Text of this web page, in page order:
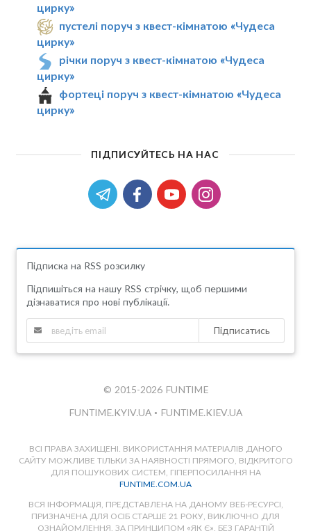
цирку»
пустелі поруч з квест-кімнатою «Чудеса
цирку»
річки поруч з квест-кімнатою «Чудеса
цирку»
фортеці поруч з квест-кімнатою «Чудеса
цирку»
ПІДПИСУЙТЕСЬ НА НАС
Підписка на RSS розсилку
Підпишіться на нашу RSS стрічку, щоб першими
дізнаватися про нові публікації.
Підписатись
© 2015-2026 FUNTIME
FUNTIME.KYIV.UA • FUNTIME.KIEV.UA
ВСІ ПРАВА ЗАХИЩЕНІ. ВИКОРИСТАННЯ МАТЕРІАЛІВ ДАНОГО
САЙТУ МОЖЛИВЕ ТІЛЬКИ ЗА НАЯВНОСТІ ПРЯМОГО, ВІДКРИТОГО
ДЛЯ ПОШУКОВИХ СИСТЕМ, ГІПЕРПОСИЛАННЯ НА
FUNTIME.COM.UA
ВСЯ ІНФОРМАЦІЯ, ПРЕДСТАВЛЕНА НА ДАНОМУ ВЕБ-РЕСУРСІ,
ПРИЗНАЧЕНА ДЛЯ ОСІБ СТАРШЕ 21 РОКУ, ВИКЛЮЧНО ДЛЯ
ОЗНАЙОМЛЕННЯ, ЗА ПРИНЦИПОМ «ЯК Є», БЕЗ ГАРАНТІЙ